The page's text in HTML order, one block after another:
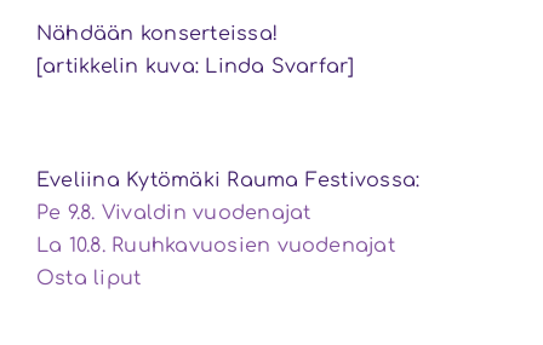
Nähdään konserteissa!
[artikkelin kuva: Linda Svarfar]
Eveliina Kytömäki Rauma Festivossa:
Pe 9.8. Vivaldin vuodenajat
La 10.8. Ruuhkavuosien vuodenajat
Osta liput